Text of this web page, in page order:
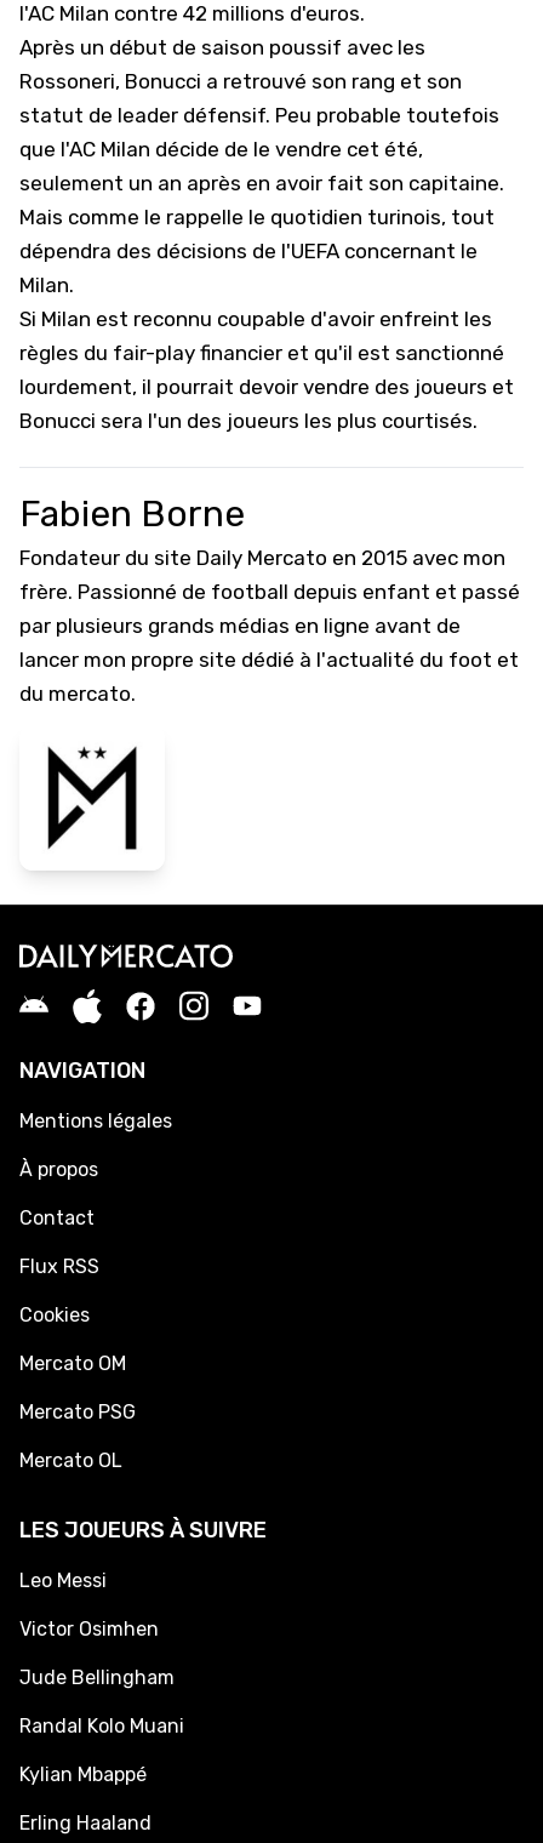
l'AC Milan contre 42 millions d'euros.
Après un début de saison poussif avec les
Rossoneri, Bonucci a retrouvé son rang et son
statut de leader défensif. Peu probable toutefois
que l'AC Milan décide de le vendre cet été,
seulement un an après en avoir fait son capitaine.
Mais comme le rappelle le quotidien turinois, tout
dépendra des décisions de l'UEFA concernant le
Milan.
Si Milan est reconnu coupable d'avoir enfreint les
règles du fair-play financier et qu'il est sanctionné
lourdement, il pourrait devoir vendre des joueurs et
Bonucci sera l'un des joueurs les plus courtisés.
Fabien Borne
Fondateur du site Daily Mercato en 2015 avec mon
frère. Passionné de football depuis enfant et passé
par plusieurs grands médias en ligne avant de
lancer mon propre site dédié à l'actualité du foot et
du mercato.
NAVIGATION
Mentions légales
À propos
Contact
Flux RSS
Cookies
Mercato OM
Mercato PSG
Mercato OL
LES JOUEURS À SUIVRE
Leo Messi
Victor Osimhen
Jude Bellingham
Randal Kolo Muani
Kylian Mbappé
Erling Haaland